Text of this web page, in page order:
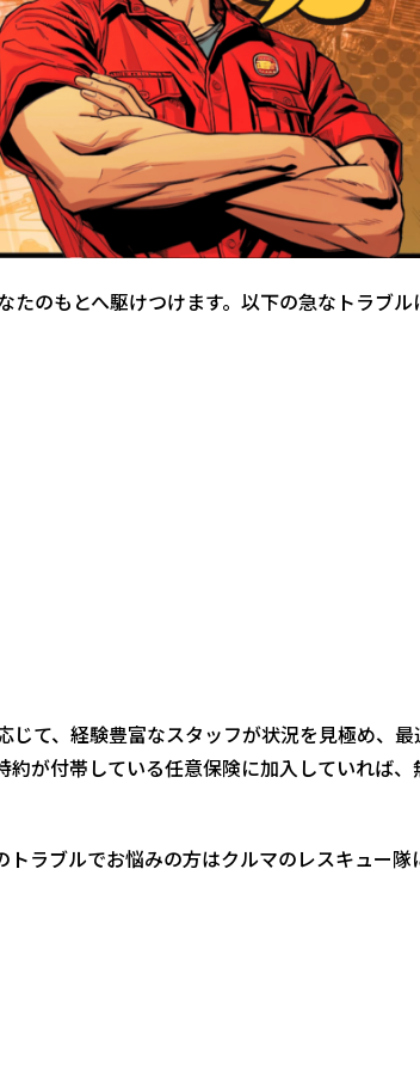
たのもとへ駆けつけます。以下の急なトラブル
じて、経験豊富なスタッフが状況を見極め、最
が付帯している任意保険に加入していれば、
ラブルでお悩みの方はクルマのレスキュー隊